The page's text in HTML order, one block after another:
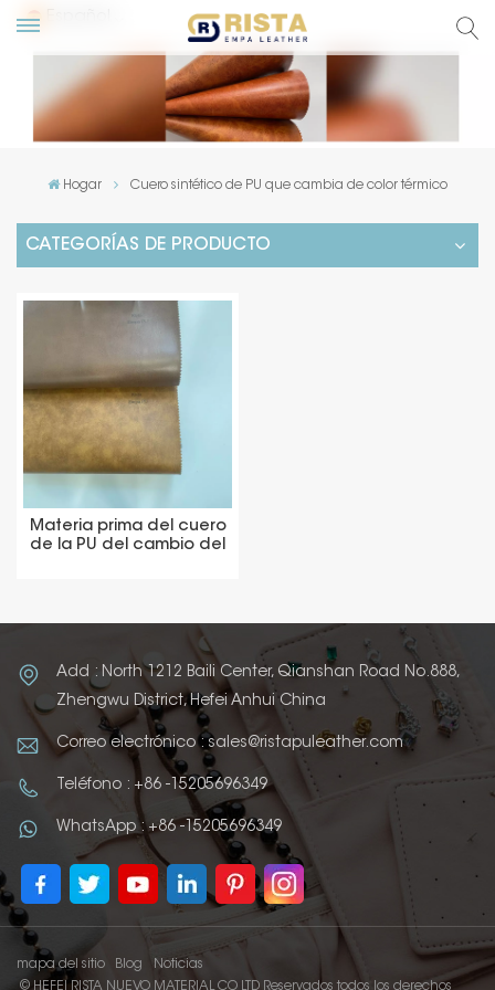
Hogar Cuero sintético de PU que cambia de color térmico
CATEGORÍAS DE PRODUCTO
Materia prima del cuero
de la PU del cambio del
Add : North 1212 Baili Center, Qianshan Road No.888,
Zhengwu District, Hefei Anhui China
Correo electrónico : sales@ristapuleather.com
Teléfono : +86 -15205696349
WhatsApp : +86 -15205696349
mapa del sitio Blog
Noticias
© HEFEI RISTA NUEVO MATERIAL CO LTD Reservados todos los derechos